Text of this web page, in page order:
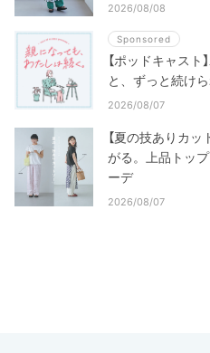
2026/08/08
Sponsored
【ポッドキャスト
と、ずっと続けら
2026/08/07
【夏の技ありカ
がる。上品トッ
ーデ
2026/08/07